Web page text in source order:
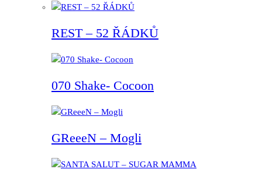
REST – 52 ŘÁDKŮ
070 Shake- Cocoon
GReeeN – Mogli